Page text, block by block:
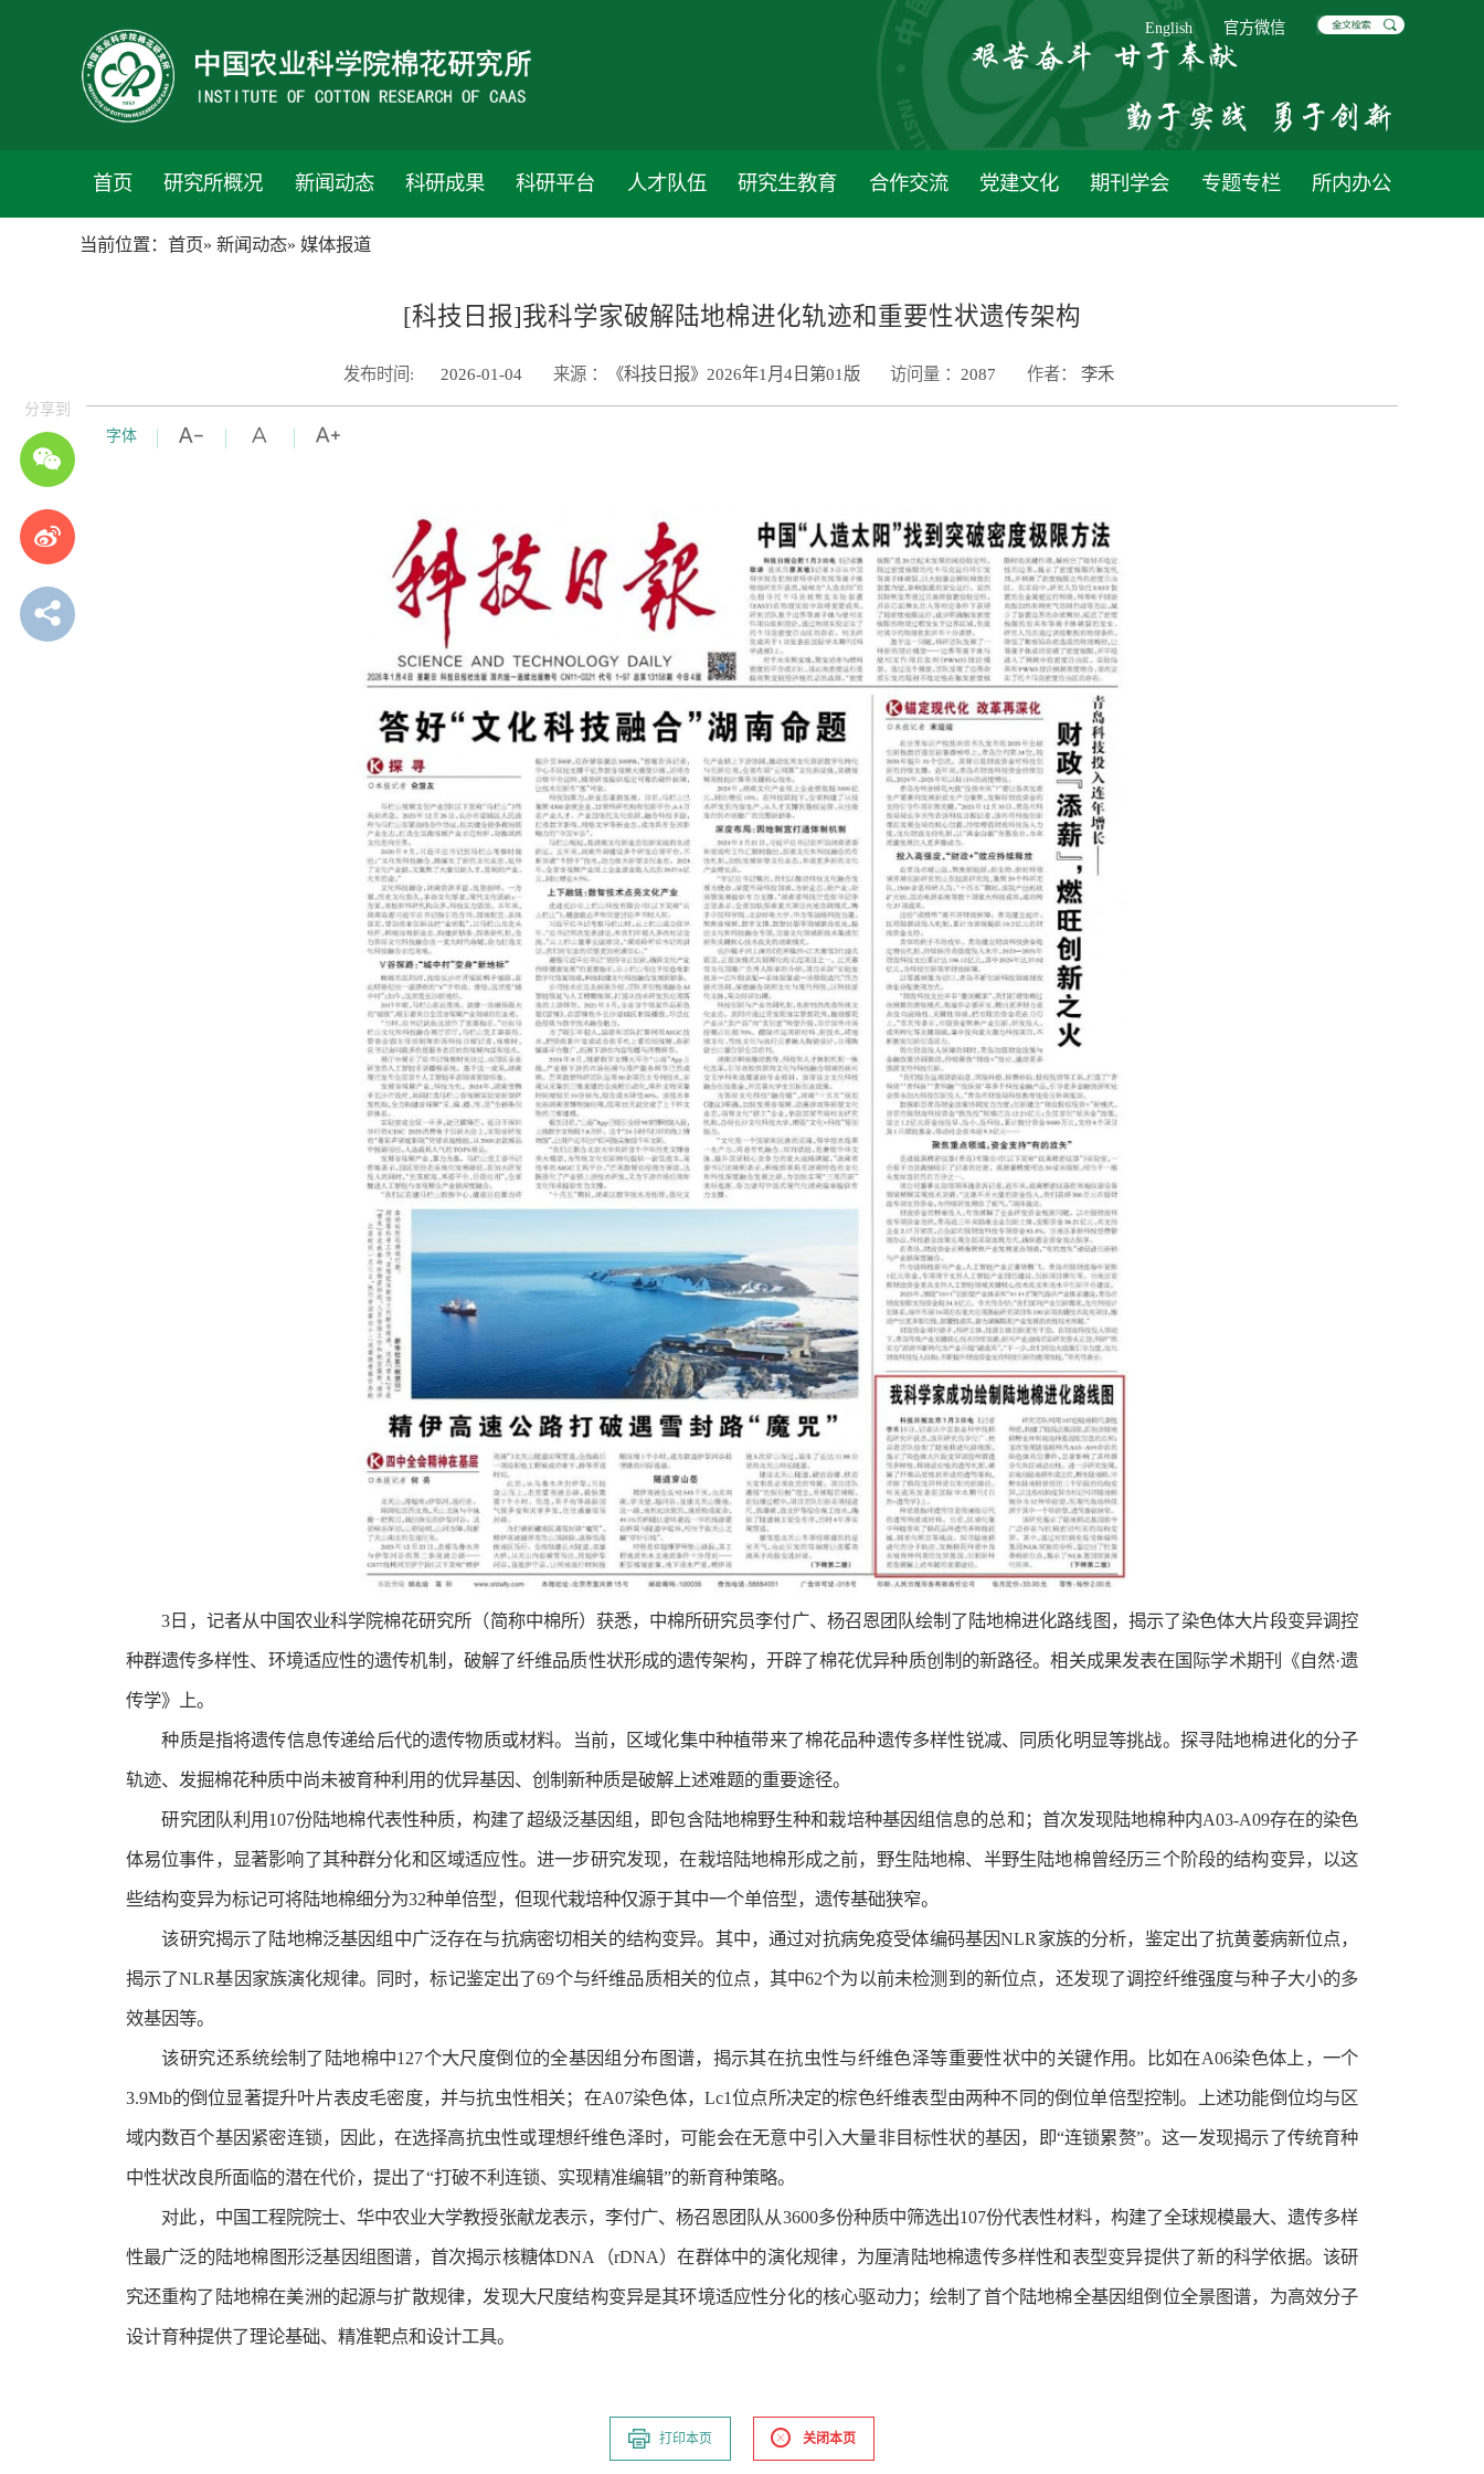
English 官方微信
首页 研究所概况 新闻动态 科研成果 科研平台 人才队伍 研究生教育 合作交流 党建文化 期刊学会 专题专栏 所内办公
当前位置： 首页» 新闻动态» 媒体报道
[科技日报]我科学家破解陆地棉进化轨迹和重要性状遗传架构
发布时间: 2026-01-04 来源 ： 《科技日报》2026年1月4日第01版 访问量 ： 2087 作者： 李禾
字体
分享到
3日，记者从中国农业科学院棉花研究所（简称中棉所）获悉，中棉所研究员李付广、杨召恩团队绘制了陆地棉进化路线图，揭示了染色体大片段变异调控
种群遗传多样性、环境适应性的遗传机制，破解了纤维品质性状形成的遗传架构，开辟了棉花优异种质创制的新路径。相关成果发表在国际学术期刊《自然·遗
传学》上。
种质是指将遗传信息传递给后代的遗传物质或材料。当前，区域化集中种植带来了棉花品种遗传多样性锐减、同质化明显等挑战。探寻陆地棉进化的分子
轨迹、发掘棉花种质中尚未被育种利用的优异基因、创制新种质是破解上述难题的重要途径。
研究团队利用107份陆地棉代表性种质，构建了超级泛基因组，即包含陆地棉野生种和栽培种基因组信息的总和；首次发现陆地棉种内A03-A09存在的染色
体易位事件，显著影响了其种群分化和区域适应性。进一步研究发现，在栽培陆地棉形成之前，野生陆地棉、半野生陆地棉曾经历三个阶段的结构变异，以这
些结构变异为标记可将陆地棉细分为32种单倍型，但现代栽培种仅源于其中一个单倍型，遗传基础狭窄。
该研究揭示了陆地棉泛基因组中广泛存在与抗病密切相关的结构变异。其中，通过对抗病免疫受体编码基因NLR家族的分析，鉴定出了抗黄萎病新位点，
揭示了NLR基因家族演化规律。同时，标记鉴定出了69个与纤维品质相关的位点，其中62个为以前未检测到的新位点，还发现了调控纤维强度与种子大小的多
效基因等。
该研究还系统绘制了陆地棉中127个大尺度倒位的全基因组分布图谱，揭示其在抗虫性与纤维色泽等重要性状中的关键作用。比如在A06染色体上，一个
3.9Mb的倒位显著提升叶片表皮毛密度，并与抗虫性相关；在A07染色体，Lc1位点所决定的棕色纤维表型由两种不同的倒位单倍型控制。上述功能倒位均与区
域内数百个基因紧密连锁，因此，在选择高抗虫性或理想纤维色泽时，可能会在无意中引入大量非目标性状的基因，即“连锁累赘”。这一发现揭示了传统育种
中性状改良所面临的潜在代价，提出了“打破不利连锁、实现精准编辑”的新育种策略。
对此，中国工程院院士、华中农业大学教授张献龙表示，李付广、杨召恩团队从3600多份种质中筛选出107份代表性材料，构建了全球规模最大、遗传多样
性最广泛的陆地棉图形泛基因组图谱，首次揭示核糖体DNA（rDNA）在群体中的演化规律，为厘清陆地棉遗传多样性和表型变异提供了新的科学依据。该研
究还重构了陆地棉在美洲的起源与扩散规律，发现大尺度结构变异是其环境适应性分化的核心驱动力；绘制了首个陆地棉全基因组倒位全景图谱，为高效分子
设计育种提供了理论基础、精准靶点和设计工具。
打印本页 关闭本页